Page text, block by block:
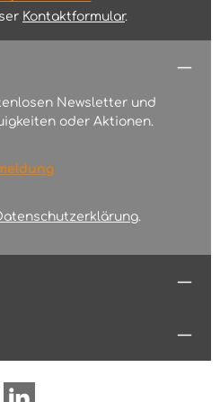
Kontaktformular.
Newsletter und
oder Aktionen.
Datenschutzerklärung.